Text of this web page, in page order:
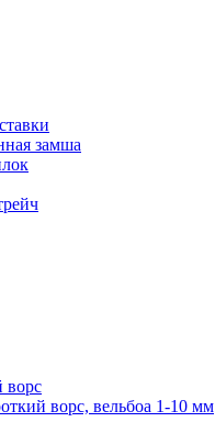
замша
ворс
ворс, вельбоа 1-10 мм